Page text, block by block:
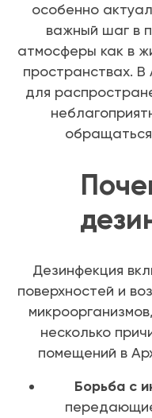
особенно
важный шаг в
атмосферы как в
пространствах. В
для
Дезинфекция
поверхностей и
несколько
помещений в
Борьба с